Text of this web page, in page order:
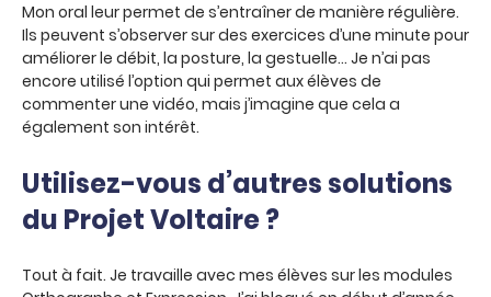
Mon oral leur permet de s’entraîner de manière régulière.
Ils peuvent s’observer sur des exercices d’une minute pour
améliorer le débit, la posture, la gestuelle… Je n’ai pas
encore utilisé l’option qui permet aux élèves de
commenter une vidéo, mais j’imagine que cela a
également son intérêt.
Utilisez-vous d’autres solutions
du Projet Voltaire ?
Tout à fait. Je travaille avec mes élèves sur les modules